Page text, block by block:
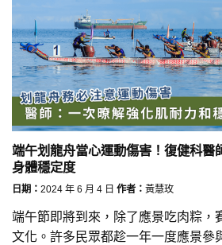
端午划龍舟當心運動傷害！復健科醫
身體穩定度
日期： 2024 年 6 月 4 日 作者： 黃慧玫
端午節即將到來，除了應景吃肉粽，
文化。許多民眾都趁一年一度應景參